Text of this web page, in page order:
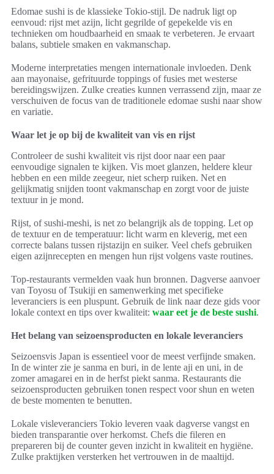
Edomae sushi is de klassieke Tokio-stijl. De nadruk ligt op
eenvoud: rijst met azijn, licht gegrilde of gepekelde vis en
technieken om houdbaarheid en smaak te verbeteren. Je ervaart
balans, subtiele smaken en vakmanschap.
Moderne interpretaties mengen internationale invloeden. Denk
aan mayonaise, gefrituurde toppings of fusies met westerse
bereidingswijzen. Zulke creaties kunnen verrassend zijn, maar ze
verschuiven de focus van de traditionele edomae sushi naar show
en variatie.
Waar let je op bij de kwaliteit van vis en rijst
Controleer de sushi kwaliteit vis rijst door naar een paar
eenvoudige signalen te kijken. Vis moet glanzen, heldere kleur
hebben en een milde zeegeur, niet scherp ruiken. Net en
gelijkmatig snijden toont vakmanschap en zorgt voor de juiste
textuur in je mond.
Rijst, of sushi-meshi, is net zo belangrijk als de topping. Let op
de textuur en de temperatuur: licht warm en kleverig, met een
correcte balans tussen rijstazijn en suiker. Veel chefs gebruiken
eigen azijnrecepten en mengen hun rijst volgens vaste routines.
Top-restaurants vermelden vaak hun bronnen. Dagverse aanvoer
van Toyosu of Tsukiji en samenwerking met specifieke
leveranciers is een pluspunt. Gebruik de link naar deze gids voor
lokale context en tips over kwaliteit: waar eet je de beste sushi.
Het belang van seizoensproducten en lokale leveranciers
Seizoensvis Japan is essentieel voor de meest verfijnde smaken.
In de winter zie je sanma en buri, in de lente aji en uni, in de
zomer amagarei en in de herfst piekt sanma. Restaurants die
seizoensproducten gebruiken tonen respect voor shun en weten
de beste momenten te benutten.
Lokale visleveranciers Tokio leveren vaak dagverse vangst en
bieden transparantie over herkomst. Chefs die fileren en
prepareren bij de counter geven inzicht in kwaliteit en hygiëne.
Zulke praktijken versterken het vertrouwen in de maaltijd.